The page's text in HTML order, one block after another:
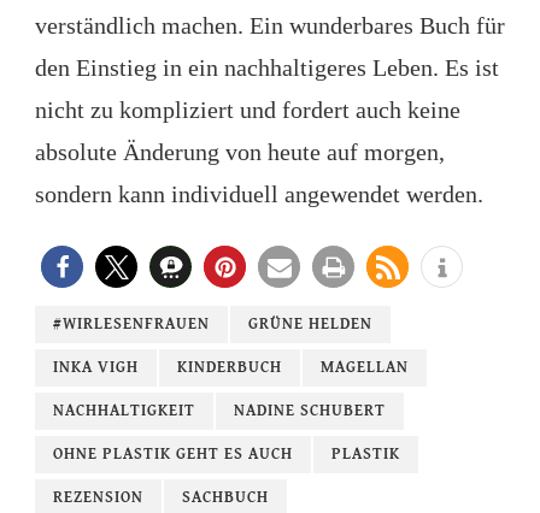
verständlich machen. Ein wunderbares Buch für
den Einstieg in ein nachhaltigeres Leben. Es ist
nicht zu kompliziert und fordert auch keine
absolute Änderung von heute auf morgen,
sondern kann individuell angewendet werden.
#WIRLESENFRAUEN GRÜNE HELDEN
INKA VIGH KINDERBUCH MAGELLAN
NACHHALTIGKEIT NADINE SCHUBERT
OHNE PLASTIK GEHT ES AUCH PLASTIK
REZENSION SACHBUCH